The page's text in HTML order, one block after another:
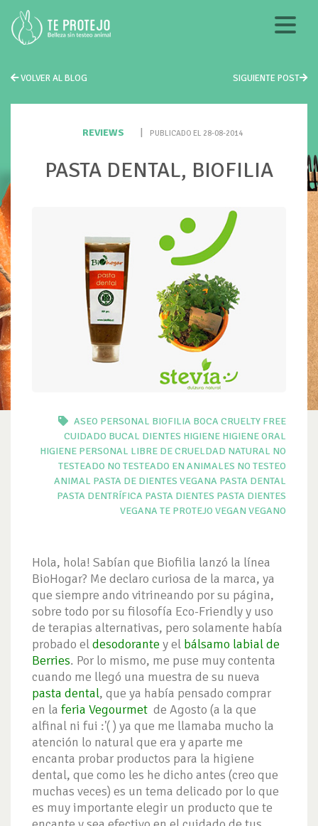
VOLVER AL BLOG SIGUIENTE POST
REVIEWS PUBLICADO EL 28-08-2014
PASTA DENTAL, BIOFILIA
ASEO PERSONAL BIOFILIA BOCA CRUELTY FREE
CUIDADO BUCAL DIENTES HIGIENE HIGIENE ORAL
HIGIENE PERSONAL LIBRE DE CRUELDAD NATURAL NO
TESTEADO NO TESTEADO EN ANIMALES NO TESTEO
ANIMAL PASTA DE DIENTES VEGANA PASTA DENTAL
PASTA DENTRÍFICA PASTA DIENTES PASTA DIENTES
VEGANA TE PROTEJO VEGAN VEGANO
Hola, hola! Sabían que Biofilia lanzó la línea
BioHogar? Me declaro curiosa de la marca, ya
que siempre ando vitrineando por su página,
sobre todo por su filosofía Eco-Friendly y uso
de terapias alternativas, pero solamente había
probado eldesodorante y el bálsamo labial de
Berries. Por lo mismo, me puse muy contenta
cuando me llegó una muestra de su nueva
pasta dental, que ya había pensado comprar
en la feria Vegourmet de Agosto (a la que
alfinal ni fui :'( ) ya que me llamaba mucho la
atención lo natural que era y aparte me
encanta probar productos para la higiene
dental, que como les he dicho antes (creo que
muchas veces) es un tema delicado por lo que
es muy importante elegir un producto que te